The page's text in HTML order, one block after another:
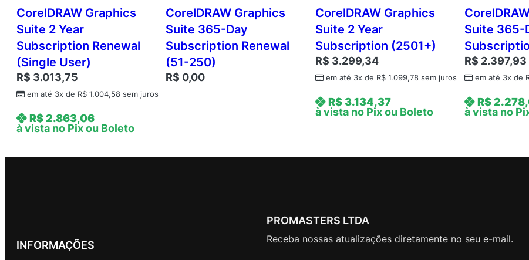
c
r
i
p
t
i
n
u
CorelDRAW Graphics
Suite 2 Year
Subscription Renewal
(Single User)
R$ 3.013,75
em até 3x de R$ 1.004,58 sem juros
R$2.863,06
à vista no Pix ou Boleto
CorelDRAW Graphics
Suite 365-Day
Subscription Renewal
(51-250)
R$ 0,00
CorelDRAW Graphics
Suite 2 Year
Subscription (2501+)
R$ 3.299,34
em até 3x de R$1.099,78sem juros
R$3.134,37
à vista no Pix ou Boleto
Suite 365-
R$ 2.397,93
em até 3x de
R$
à vista no
INFORMAÇÕES
PROMASTERS LTDA
Receba nossas atualizações diretamente no seu e-mail.